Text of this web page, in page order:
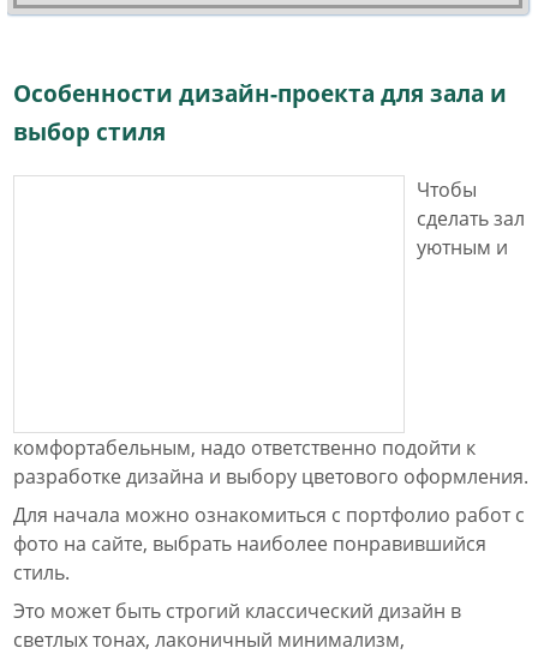
Особенности дизайн-проекта для зала и
выбор стиля
Чтобы
сделать зал
уютным и
комфортабельным, надо ответственно подойти к
разработке дизайна и выбору цветового оформления.
Для начала можно ознакомиться с портфолио работ с
фото на сайте, выбрать наиболее понравившийся
стиль.
Это может быть строгий классический дизайн в
светлых тонах, лаконичный минимализм,